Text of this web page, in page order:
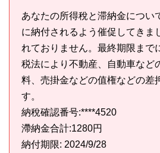
あなたの所得稅と滞納金につい
に納付されるよう催促してきま
れておりません。最終期限まで
税法により不動産、自動車など
料、売掛金などの值権などの差
す。
納稅確認番号:****4520
滯納金合計:1280円
納付期限: 2024/9/28